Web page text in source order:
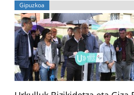
Gipuzkoa